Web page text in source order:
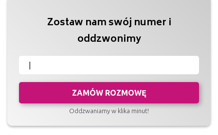
Zostaw nam swój numer i
oddzwonimy
ZAMÓW ROZMOWĘ
Oddzwaniamy w klika minut!